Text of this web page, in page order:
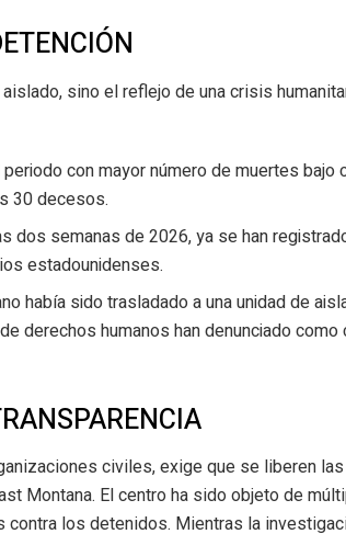
sino el reflejo de una crisis
con mayor número de muertes bajo
30 decesos.
dos semanas de 2026, ya se han
estadounidenses.
había sido trasladado a una unidad de
derechos humanos han denunciado como
civiles, exige que se liberen
Montana. El centro ha sido objeto de
los detenidos. Mientras la